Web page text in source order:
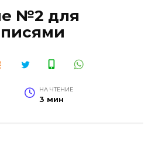
№2 для
НА ЧТЕНИЕ
3 мин